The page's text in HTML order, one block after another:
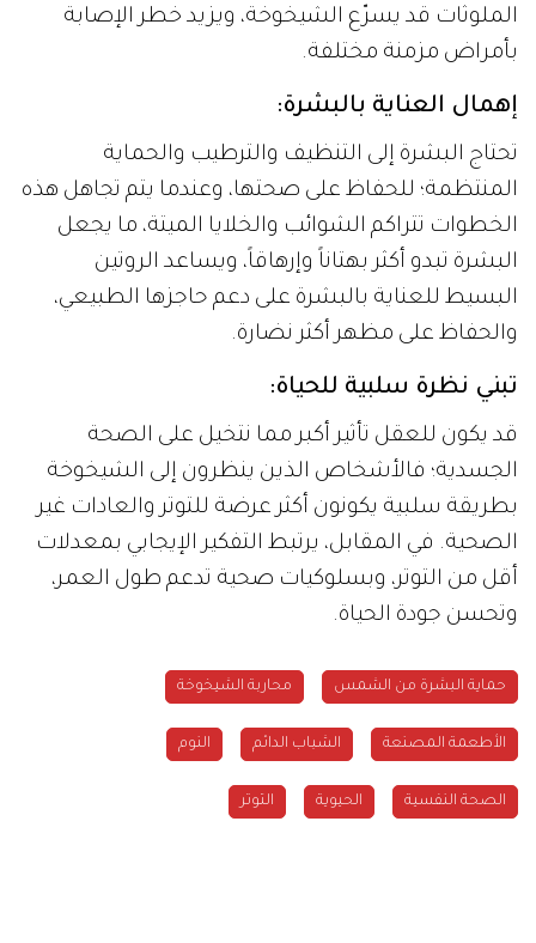
الملوثات قد يسرّع الشيخوخة، ويزيد خطر الإصابة
بأمراض مزمنة مختلفة.
إهمال العناية بالبشرة:
تحتاج البشرة إلى التنظيف والترطيب والحماية
المنتظمة؛ للحفاظ على صحتها، وعندما يتم تجاهل هذه
الخطوات تتراكم الشوائب والخلايا الميتة، ما يجعل
البشرة تبدو أكثر بهتاناً وإرهاقاً، ويساعد الروتين
البسيط للعناية بالبشرة على دعم حاجزها الطبيعي،
والحفاظ على مظهر أكثر نضارة.
تبني نظرة سلبية للحياة:
قد يكون للعقل تأثير أكبر مما نتخيل على الصحة
الجسدية؛ فالأشخاص الذين ينظرون إلى الشيخوخة
بطريقة سلبية يكونون أكثر عرضة للتوتر والعادات غير
الصحية. في المقابل، يرتبط التفكير الإيجابي بمعدلات
أقل من التوتر، وبسلوكيات صحية تدعم طول العمر،
وتحسن جودة الحياة.
حماية البشرة من الشمس محاربة الشيخوخة
الأطعمة المصنعة الشباب الدائم النوم
الصحة النفسية الحيوية التوتر